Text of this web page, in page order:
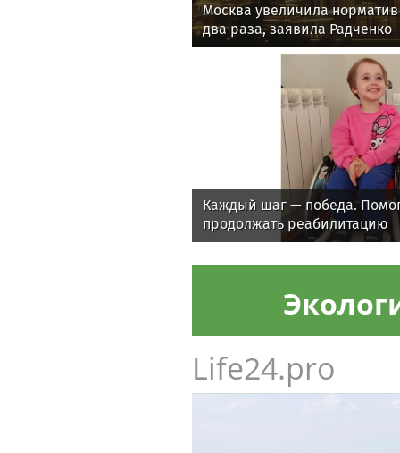
Москва увеличила
два раза, заявила Радченко
Каждый шаг — победа.
продолжать реабилитацию
Life24.pro